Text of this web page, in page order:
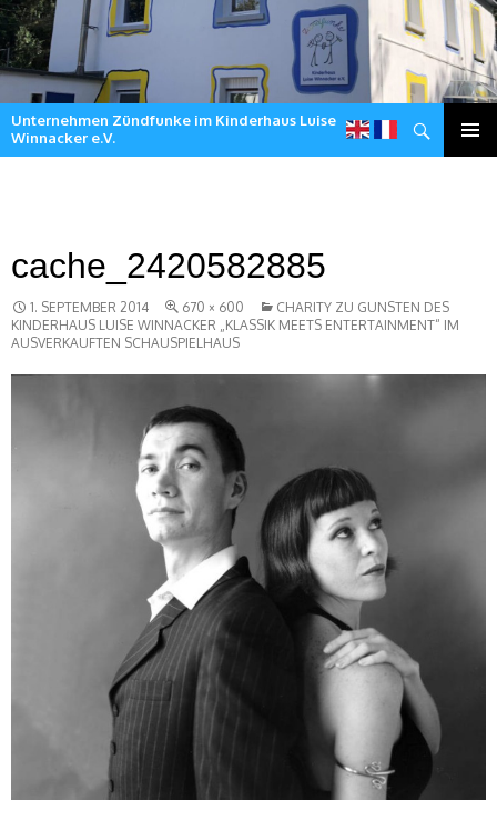
Unternehmen Zündfunke im Kinderhaus Luise
Winnacker e.V.
Suchen
cache_2420582885
1. SEPTEMBER 2014 670 × 600
CHARITY ZU GUNSTEN DES
KINDERHAUS LUISE WINNACKER „KLASSIK MEETS ENTERTAINMENT“ IM
AUSVERKAUFTEN SCHAUSPIELHAUS